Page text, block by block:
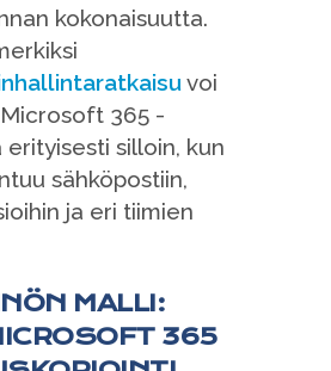
kokonaisuutta.
voi
365 -
silloin, kun
sähköpostiin,
ja eri tiimien
MALLI:
365